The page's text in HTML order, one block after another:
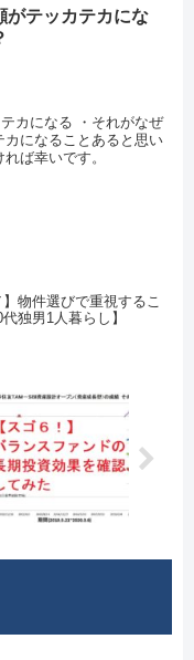
がテッカテカにな
カになる ・それがなぜ
になることあると思い
ば幸いです。
】物件選びで重視するこ
独男1人暮らし】